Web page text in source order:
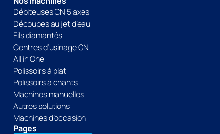
Débiteuses CN 5 axes
Découpes au jet d’eau
Fils diamantés
Centres d’usinage CN
All in One
Polissoirs à plat
Polissoirs à chants
Machines manuelles
Autres solutions
Machines d’occasion
Pages